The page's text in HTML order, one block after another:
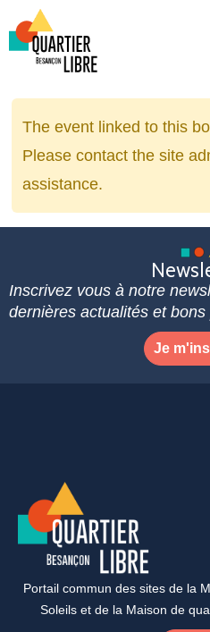
The event linked to this
Please contact the site
assistance.
Inscrivez vous à notre
dernières actualités et bons
Je
Portail commun des sites de la
Soleils et de la Maison de
Panneau de gestion des